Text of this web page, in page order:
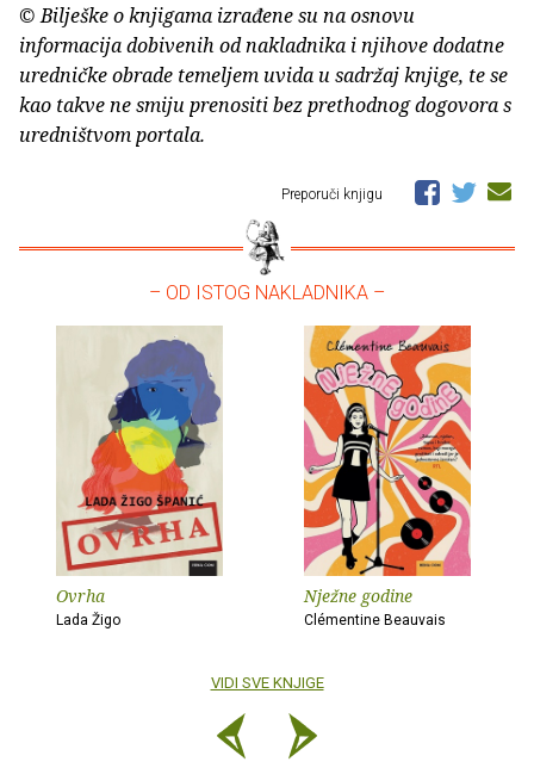
© Bilješke o knjigama izrađene su na osnovu
informacija dobivenih od nakladnika i njihove dodatne
uredničke obrade temeljem uvida u sadržaj knjige, te se
kao takve ne smiju prenositi bez prethodnog dogovora s
uredništvom portala.
Preporuči knjigu
– OD ISTOG NAKLADNIKA –
Ovrha
Lada Žigo
Nježne godine
Clémentine Beauvais
VIDI SVE KNJIGE